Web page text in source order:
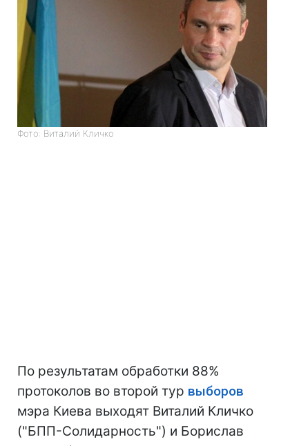
Фото: Виталий Кличко
По результатам обработки 88%
протоколов во второй тур выборов
мэра Киева выходят Виталий Кличко
("БПП-Солидарность") и Борислав